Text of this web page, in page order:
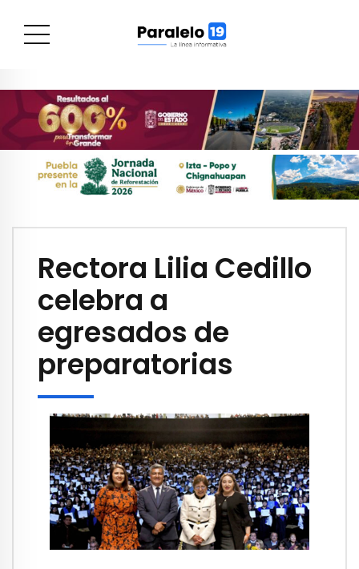
Rectora Lilia Cedillo
celebra a
egresados de
preparatorias